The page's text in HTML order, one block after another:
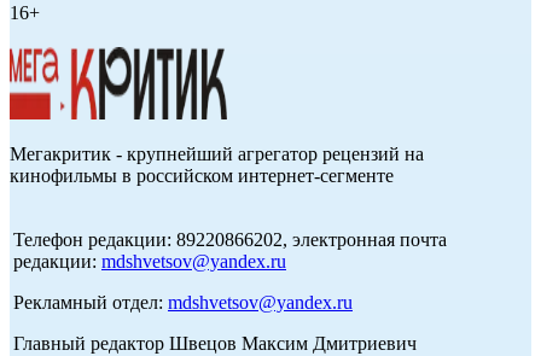
16+
Мегакритик - крупнейший агрегатор рецензий на
кинофильмы в российском интернет-сегменте
Телефон редакции: 89220866202, электронная почта
редакции: mdshvetsov@yandex.ru
Рекламный отдел: mdshvetsov@yandex.ru
Главный редактор Швецов Максим Дмитриевич